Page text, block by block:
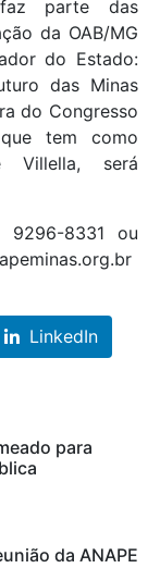
parte das
da OAB/MG
do Estado:
das Minas
do Congresso
tem como
Villella, será
9296-8331 ou
LinkedIn
para
da ANAPE